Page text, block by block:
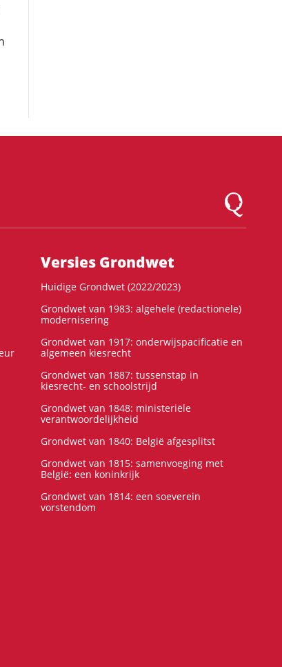
Logo
Versies Grondwet
Huidige Grondwet (2022/2023)
Grondwet van 1983: algehele (redactionele)
modernisering
Grondwet van 1917: onderwijspacificatie en
algemeen kiesrecht
Grondwet van 1887: tussenstap in
kiesrecht- en schoolstrijd
Grondwet van 1848: ministeriële
verantwoordelijkheid
Grondwet van 1840: België afgesplitst
Grondwet van 1815: samenvoeging met
België: een koninkrijk
Grondwet van 1814: een soeverein
vorstendom